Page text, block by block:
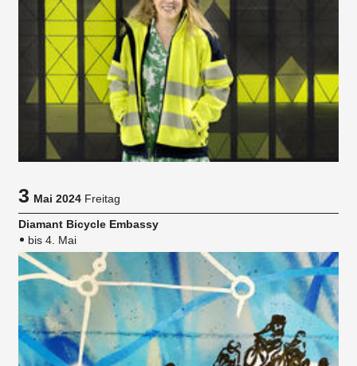
3Mai 2024 Freitag
Diamant Bicycle Embassy
bis 4. Mai